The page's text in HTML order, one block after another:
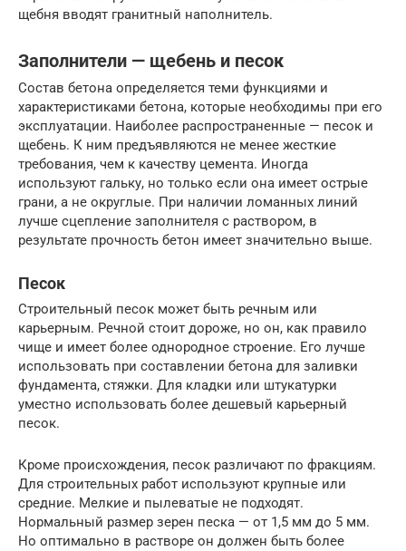
щебня вводят гранитный наполнитель.
Заполнители — щебень и песок
Состав бетона определяется теми функциями и
характеристиками бетона, которые необходимы при его
эксплуатации. Наиболее распространенные — песок и
щебень. К ним предъявляются не менее жесткие
требования, чем к качеству цемента. Иногда
используют гальку, но только если она имеет острые
грани, а не округлые. При наличии ломанных линий
лучше сцепление заполнителя с раствором, в
результате прочность бетон имеет значительно выше.
Песок
Строительный песок может быть речным или
карьерным. Речной стоит дороже, но он, как правило
чище и имеет более однородное строение. Его лучше
использовать при составлении бетона для заливки
фундамента, стяжки. Для кладки или штукатурки
уместно использовать более дешевый карьерный
песок.
Кроме происхождения, песок различают по фракциям.
Для строительных работ используют крупные или
средние. Мелкие и пылеватые не подходят.
Нормальный размер зерен песка — от 1,5 мм до 5 мм.
Но оптимально в растворе он должен быть более